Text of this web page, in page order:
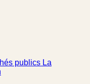
publics La